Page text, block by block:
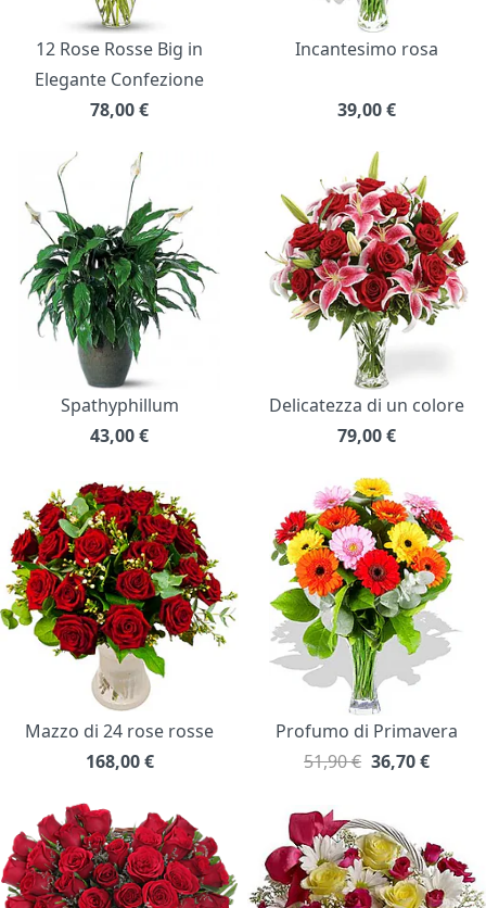
12 Rose Rosse Big in
Elegante Confezione
78,00€
Incantesimo rosa
39,00€
Spathyphillum
43,00€
Delicatezza di un colore
79,00€
Mazzo di 24 rose rosse
168,00 €
Profumo di Primavera
51,90 € 36,70€